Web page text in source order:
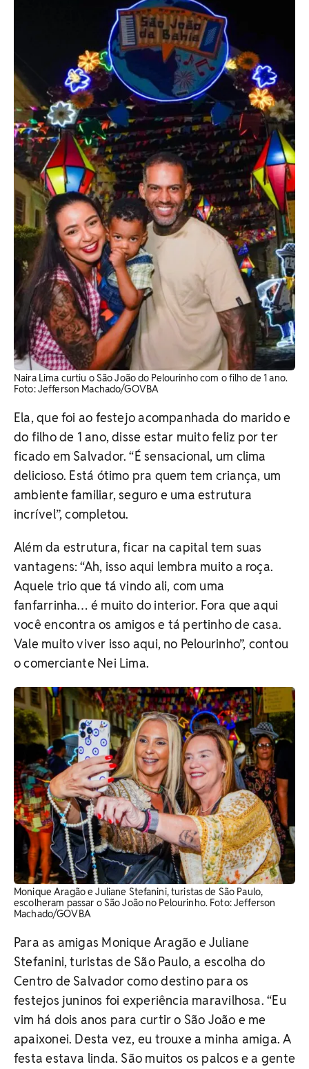
Naira Lima curtiu o São João do Pelourinho com o filho de 1 ano.
Foto: Jefferson Machado/GOVBA
Ela, que foi ao festejo acompanhada do marido e
do filho de 1 ano, disse estar muito feliz por ter
ficado em Salvador. “É sensacional, um clima
delicioso. Está ótimo pra quem tem criança, um
ambiente familiar, seguro e uma estrutura
incrível”, completou.
Além da estrutura, ficar na capital tem suas
vantagens: “Ah, isso aqui lembra muito a roça.
Aquele trio que tá vindo ali, com uma
fanfarrinha… é muito do interior. Fora que aqui
você encontra os amigos e tá pertinho de casa.
Vale muito viver isso aqui, no Pelourinho”, contou
o comerciante Nei Lima.
Monique Aragão e Juliane Stefanini, turistas de São Paulo,
escolheram passar o São João no Pelourinho. Foto: Jefferson
Machado/GOVBA
Para as amigas Monique Aragão e Juliane
Stefanini, turistas de São Paulo, a escolha do
Centro de Salvador como destino para os
festejos juninos foi experiência maravilhosa. “Eu
vim há dois anos para curtir o São João e me
apaixonei. Desta vez, eu trouxe a minha amiga. A
festa estava linda. São muitos os palcos e a gente